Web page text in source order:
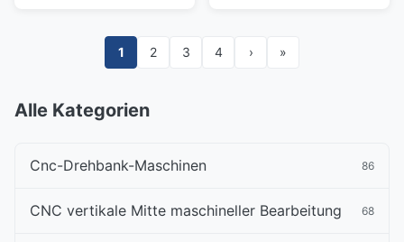
1 2 3 4 › »
Alle Kategorien
Cnc-Drehbank-Maschinen 86
CNC vertikale Mitte maschineller Bearbeitung 68